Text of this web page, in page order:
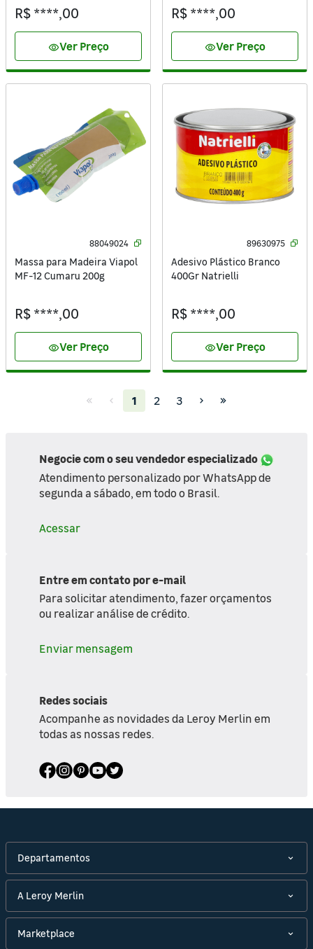
R$ ****,00
visibilityVer Preço
R$ ****,00
visibilityVer Preço
88049024
Massa para Madeira Viapol
MF-12 Cumaru 200g
R$ ****,00
visibilityVer Preço
89630975
Adesivo Plástico Branco
400Gr Natrielli
R$ ****,00
visibilityVer Preço
1(current)
2 3
Negocie com o seu vendedor especializado
Atendimento personalizado por WhatsApp de
segunda a sábado, em todo o Brasil.
Acessar
Entre em contato por e-mail
Para solicitar atendimento, fazer orçamentos
ou realizar análise de crédito.
Enviar mensagem
Redes sociais
Acompanhe as novidades da Leroy Merlin em
todas as nossas redes.
Departamentos
A Leroy Merlin
Marketplace